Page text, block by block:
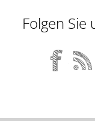
Folgen Sie